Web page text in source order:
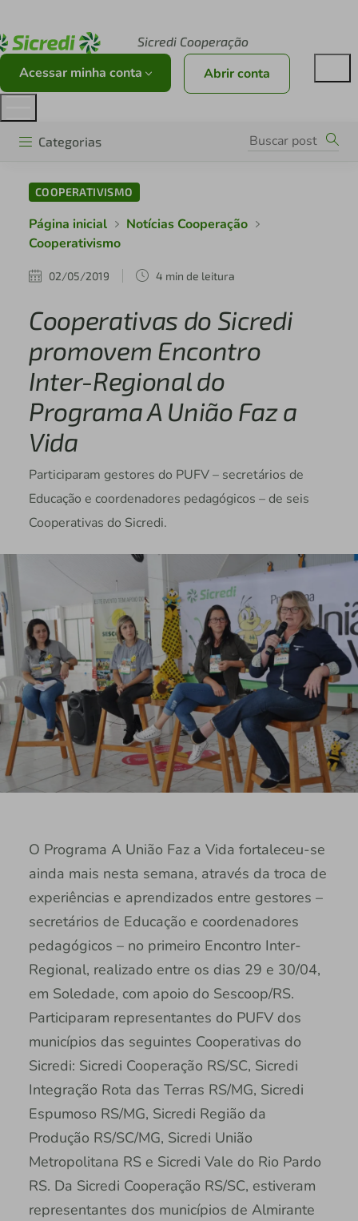
Sicredi Cooperação
Acessar minha conta Abrir conta
Categorias
COOPERATIVISMO
Página inicial
Notícias Cooperação
Cooperativismo
02/05/2019 4 min de leitura
Cooperativas do Sicredi
promovem Encontro
Inter-Regional do
Programa A União Faz a
Vida
Participaram gestores do PUFV – secretários de
Educação e coordenadores pedagógicos – de seis
Cooperativas do Sicredi.
O Programa A União Faz a Vida fortaleceu-se
ainda mais nesta semana, através da troca de
experiências e aprendizados entre gestores –
secretários de Educação e coordenadores
pedagógicos – no primeiro Encontro Inter-
Regional, realizado entre os dias 29 e 30/04,
em Soledade, com apoio do Sescoop/RS.
Participaram representantes do PUFV dos
municípios das seguintes Cooperativas do
Sicredi: Sicredi Cooperação RS/SC, Sicredi
Integração Rota das Terras RS/MG, Sicredi
Espumoso RS/MG, Sicredi Região da
Produção RS/SC/MG, Sicredi União
Metropolitana RS e Sicredi Vale do Rio Pardo
RS. Da Sicredi Cooperação RS/SC, estiveram
representantes dos municípios de Almirante